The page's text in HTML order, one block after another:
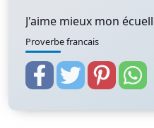
J'aime mieux mon
Proverbe francais